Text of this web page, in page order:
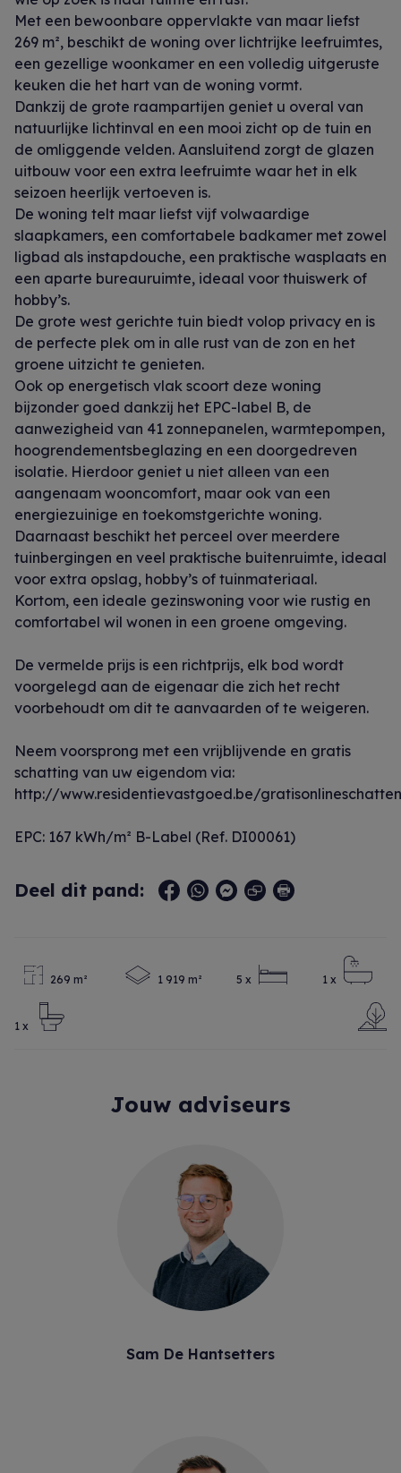
Met een bewoonbare oppervlakte van maar liefst
269 m², beschikt de woning over lichtrijke leefruimtes,
een gezellige woonkamer en een volledig uitgeruste
keuken die het hart van de woning vormt.
Dankzij de grote raampartijen geniet u overal van
natuurlijke lichtinval en een mooi zicht op de tuin en
de omliggende velden. Aansluitend zorgt de glazen
uitbouw voor een extra leefruimte waar het in elk
seizoen heerlijk vertoeven is.
De woning telt maar liefst vijf volwaardige
slaapkamers, een comfortabele badkamer met zowel
ligbad als instapdouche, een praktische wasplaats en
een aparte bureauruimte, ideaal voor thuiswerk of
hobby’s.
De grote west gerichte tuin biedt volop privacy en is
de perfecte plek om in alle rust van de zon en het
groene uitzicht te genieten.
Ook op energetisch vlak scoort deze woning
bijzonder goed dankzij het EPC-label B, de
aanwezigheid van 41 zonnepanelen, warmtepompen,
hoogrendementsbeglazing en een doorgedreven
isolatie. Hierdoor geniet u niet alleen van een
aangenaam wooncomfort, maar ook van een
energiezuinige en toekomstgerichte woning.
Daarnaast beschikt het perceel over meerdere
tuinbergingen en veel praktische buitenruimte, ideaal
voor extra opslag, hobby’s of tuinmateriaal.
Kortom, een ideale gezinswoning voor wie rustig en
comfortabel wil wonen in een groene omgeving.
De vermelde prijs is een richtprijs, elk bod wordt
voorgelegd aan de eigenaar die zich het recht
voorbehoudt om dit te aanvaarden of te weigeren.
Neem voorsprong met een vrijblijvende en gratis
schatting van uw eigendom via:
http://www.residentievastgoed.be/gratisonlineschatten
EPC: 167 kWh/m² B-Label (Ref. DI00061)
Deel dit pand:
269 m² 1 919 m² 5 x 1 x
1 x
Jouw adviseurs
Sam De Hantsetters